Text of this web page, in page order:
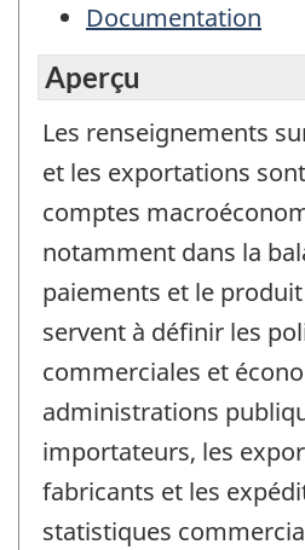
Documentation
Aperçu
Les renseignements
et les exportations
comptes
notamment dans la
paiements et le
servent à définir les
commerciales et
administrations
importateurs, les
fabricants et les
statistiques